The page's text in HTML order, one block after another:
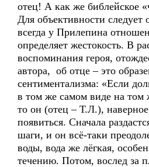
отец! А как же библейское
Для объективности следует
всегда у Прилепина
определяет жестокость. В
воспоминания героя,
автора, об отце – это
сентиментализма: «Если
в том же самом виде на том
то он (отец – Т.Л.),
появиться. Сначала
шаги, и он всё-таки
воды, вода же лёгкая,
течению. Потом, вослед за